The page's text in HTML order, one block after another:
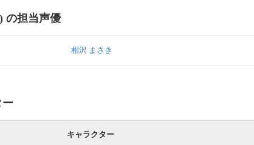
の担当声優
相沢 まさき
ー
キャラクター